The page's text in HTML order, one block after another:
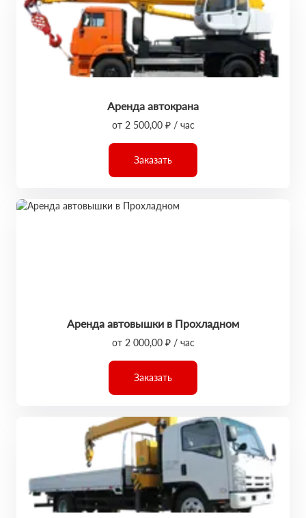
Аренда автокрана
от 2 500,00 ₽ / час
Заказать
Аренда автовышки в Прохладном
от 2 000,00 ₽ / час
Заказать